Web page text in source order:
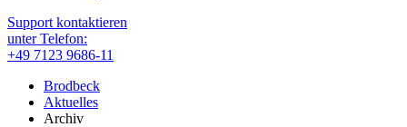
Support kontaktieren
unter Telefon:
+49 7123 9686-11
Brodbeck
Aktuelles
Archiv